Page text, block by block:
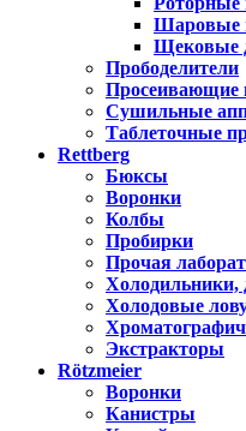
Шаровые
Щековые
Прободелители
Сушильные
Таблеточные
Rettberg
Бюксы
Воронки
Колбы
Пробирки
Прочая
Холодильники,
Холодовые
Экстракторы
Rötzmeier
Воронки
Канистры